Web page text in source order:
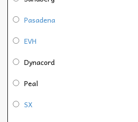
Pasadena
EVH
Dynacord
Peal
SX